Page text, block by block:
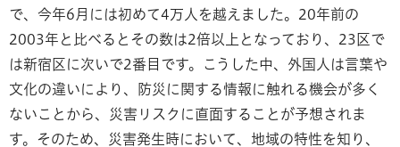
で、今年6月には初めて4万人を越えました。20年前の
2003年と比べるとその数は2倍以上となっており、23区で
は新宿区に次いで2番目です。こうした中、外国人は言葉や
文化の違いにより、防災に関する情報に触れる機会が多く
ないことから、災害リスクに直面することが予想されま
す。そのため、災害発生時において、地域の特性を知り、